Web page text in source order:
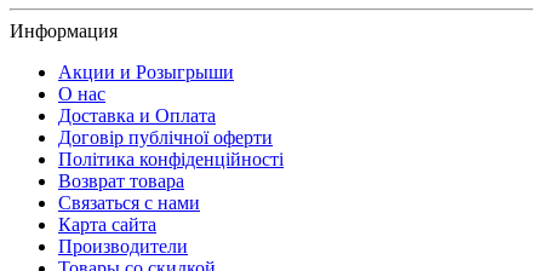
Информация
Акции и Розыгрыши
О нас
Доставка и Оплата
Договір публічної оферти
Політика конфіденційності
Возврат товара
Связаться с нами
Карта сайта
Производители